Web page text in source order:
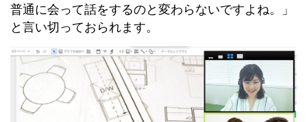
普通に会って話をするのと変わらないですよね。」
と言い切っておられます。